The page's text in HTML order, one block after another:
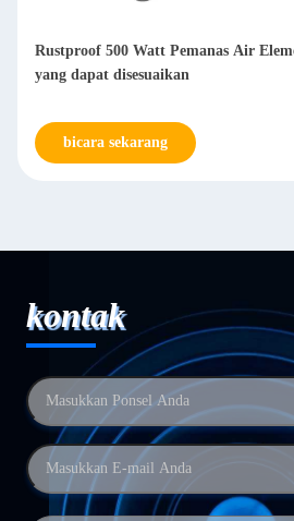
Rustproof 500 Watt Pemanas Air
yang dapat disesuaikan
bicara sekarang
kontak